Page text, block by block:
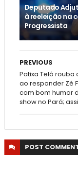
Deputado
à reeleição na
Progressista
PREVIOUS
Patixa Teló rouba
ao responder Zé
com bom humor
show no Pará;
POST